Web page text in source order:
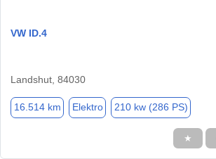
VW ID.4
Landshut, 84030
16.514 km Elektro 210 kw (286 PS)
★